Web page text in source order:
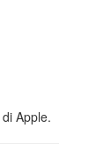
Apple.